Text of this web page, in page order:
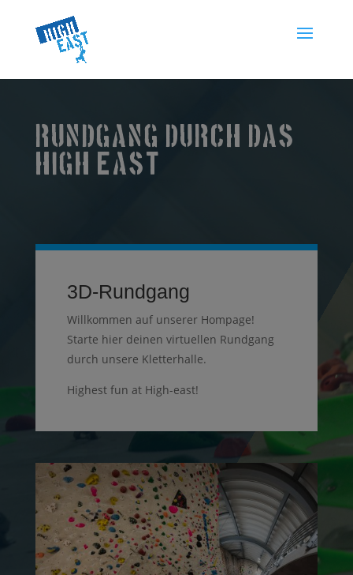
RUNDGANG DURCH DAS
HIGH EAST
3D-Rundgang
Willkommen auf unserer Hompage!
Starte hier deinen virtuellen Rundgang
durch unsere Kletterhalle.
Highest fun at High-east!